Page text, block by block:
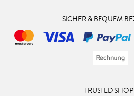
SICHER & BEQUEM
TRUSTED